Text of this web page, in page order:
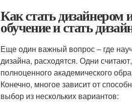
Как стать дизайнером
обучение и стать
Еще один важный вопрос – где
дизайна, расходятся. Одни
полноценного академического
Конечно, многое зависит от
выбор из нескольких вариантов: